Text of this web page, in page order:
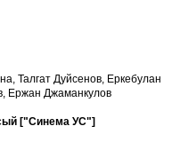
Талгат Дуйсенов, Еркебулан
Ержан Джаманкулов
["Синема УС"]